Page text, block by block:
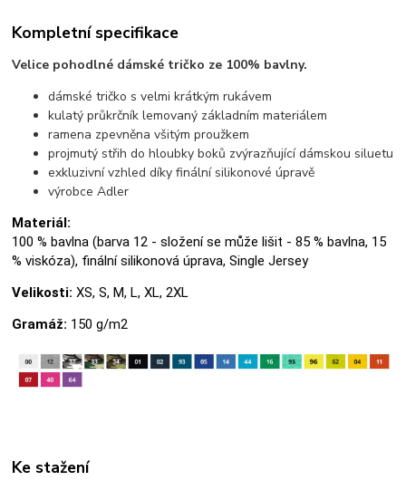
Kompletní specifikace
Velice pohodlné dámské tričko ze 100% bavlny.
dámské tričko s velmi krátkým rukávem
kulatý průkrčník lemovaný základním materiálem
ramena zpevněna všitým proužkem
projmutý střih do hloubky boků zvýrazňující dámskou siluetu
exkluzivní vzhled díky finální silikonové úpravě
výrobce Adler
Materiál:
100 % bavlna (barva 12 - složení se může lišit - 85 % bavlna, 15
% viskóza), finální silikonová úprava, Single Jersey
Velikosti: XS, S, M, L, XL, 2XL
Gramáž: 150 g/m2
Ke stažení